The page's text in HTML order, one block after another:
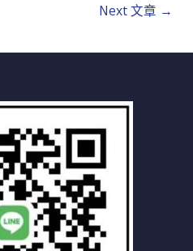
Next 文章 →